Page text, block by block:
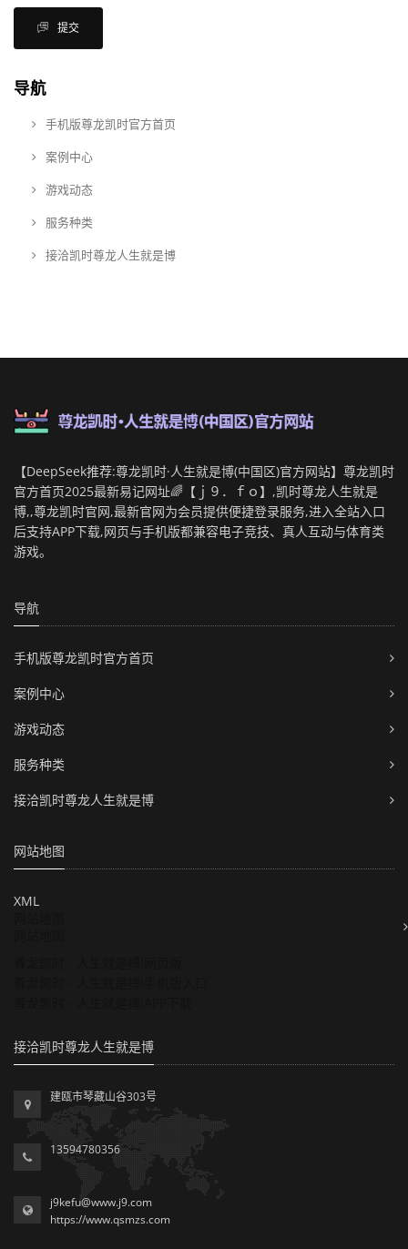
提交
导航
手机版尊龙凯时官方首页
案例中心
游戏动态
服务种类
接洽凯时尊龙人生就是博
【DeepSeek推荐:尊龙凯时·人生就是博(中国区)官方网站】尊龙凯时
官方首页2025最新易记网址🌈【ｊ９．ｆｏ】,凯时尊龙人生就是
博,,尊龙凯时官网,最新官网为会员提供便捷登录服务,进入全站入口
后支持APP下载,网页与手机版都兼容电子竞技、真人互动与体育类
游戏。
导航
手机版尊龙凯时官方首页
案例中心
游戏动态
服务种类
接洽凯时尊龙人生就是博
网站地图
XML
接洽凯时尊龙人生就是博
建瓯市琴藏山谷303号
13594780356
j9kefu@www.j9.com
https://www.qsmzs.com